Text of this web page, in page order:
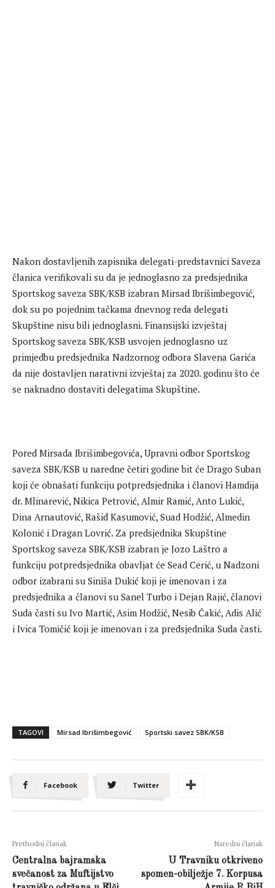
Nakon dostavljenih zapisnika delegati-predstavnici Saveza
članica verifikovali su da je jednoglasno za predsjednika
Sportskog saveza SBK/KSB izabran Mirsad Ibrišimbegović,
dok su po pojednim tačkama dnevnog reda delegati
Skupštine nisu bili jednoglasni. Finansijski izvještaj
Sportskog saveza SBK/KSB usvojen jednoglasno uz
primjedbu predsjednika Nadzornog odbora Slavena Garića
da nije dostavljen narativni izvještaj za 2020. godinu što će
se naknadno dostaviti delegatima Skupštine.
Pored Mirsada Ibrišimbegovića, Upravni odbor Sportskog
saveza SBK/KSB u naredne četiri godine bit će Drago Suban
koji će obnašati funkciju potpredsjednika i članovi Hamdija
dr. Mlinarević, Nikica Petrović, Almir Ramić, Anto Lukić,
Dina Arnautović, Rašid Kasumović, Suad Hodžić, Almedin
Kolonić i Dragan Lovrić. Za predsjednika Skupštine
Sportskog saveza SBK/KSB izabran je Jozo Laštro a
funkciju potpredsjednika obavljat će Sead Cerić, u Nadzoni
odbor izabrani su Siniša Dukić koji je imenovan i za
predsjednika a članovi su Sanel Turbo i Dejan Rajić, članovi
Suda časti su Ivo Martić, Asim Hodžić, Nesib Čakić, Adis Alić
i Ivica Tomičić koji je imenovan i za predsjednika Suda časti.
TAGOVI Mirsad Ibrišimbegović Sportski savez SBK/KSB
Facebook Twitter
Prethodni članak
Centralna bajramska
svečanost za Muftijstvo
Naredni članak
U Travniku otkriveno
spomen-obilježje 7. Korpusa